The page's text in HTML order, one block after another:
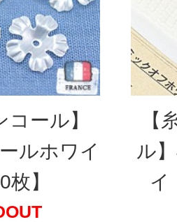
コール】
ルホワイ
枚】
【
ル
イ